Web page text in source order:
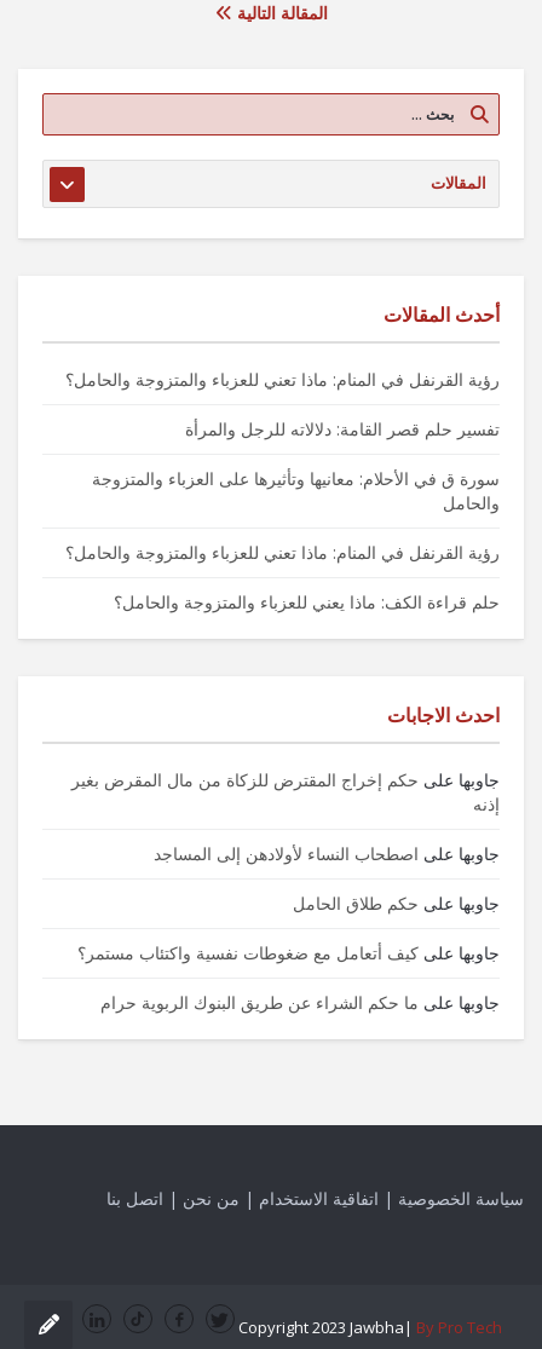
المقالة التالية
أحدث المقالات
رؤية القرنفل في المنام: ماذا تعني للعزباء والمتزوجة والحامل؟
تفسير حلم قصر القامة: دلالاته للرجل والمرأة
سورة ق في الأحلام: معانيها وتأثيرها على العزباء والمتزوجة
والحامل
رؤية القرنفل في المنام: ماذا تعني للعزباء والمتزوجة والحامل؟
حلم قراءة الكف: ماذا يعني للعزباء والمتزوجة والحامل؟
احدث الاجابات
جاوبها على حكم إخراج المقترض للزكاة من مال المقرض بغير
إذنه
جاوبها على اصطحاب النساء لأولادهن إلى المساجد
جاوبها على حكم طلاق الحامل
جاوبها على كيف أتعامل مع ضغوطات نفسية واكتئاب مستمر؟
جاوبها على ما حكم الشراء عن طريق البنوك الربوية حرام
سياسة الخصوصية | اتفاقية الاستخدام | من نحن | اتصل بنا
Copyright 2023 Jawbha| By Pro Tech